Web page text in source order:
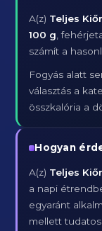
A(z) Teljes
100 g ,
számít a
Fogyás alatt
választás a
összkalória a
Hogyan
A(z) Teljes
a napi
egyaránt
mellett